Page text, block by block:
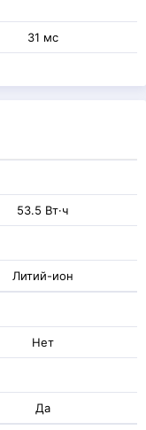
31 мс
53.5 Вт·ч
Литий-ион
Нет
Да